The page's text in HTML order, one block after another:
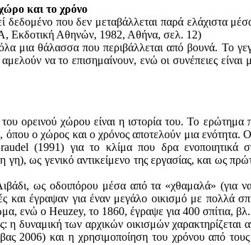
και το χρόνο
δεδομένο που δεν μεταβάλλεται παρά ελάχιστα
Αθηνών, 1982, Αθήνα, σελ. 12)
μια θάλασσα που περιβάλλεται από βουνά. Το
να το επισημαίνουν, ενώ οι συνέπειες
ορεινού χώρου είναι η ιστορία του. Το ερώτημα
όπου ο χώρος και ο χρόνος αποτελούν μια
(1991) για το κλίμα που δρα ενοποιητικά
γη), ως γενικό αντικείμενο της εργασίας, και
ως οδοιπόρου μέσα από τα «χθαμαλά»
έγραψαν για έναν μεγάλο οικισμό με πολλά
ενώ ο Heuzey, το 1860, έγραψε για 400 σπίτια,
δυναμική των αρχικών οικισμών
και η χρησιμοποίηση του χρόνου από τους